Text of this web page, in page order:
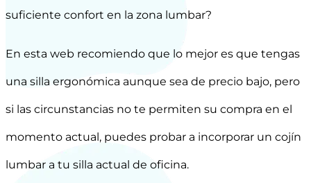
suficiente confort en la zona lumbar?
En esta web recomiendo que lo mejor es que tengas
una silla ergonómica aunque sea de precio bajo, pero
si las circunstancias no te permiten su compra en el
momento actual, puedes probar a incorporar un cojín
lumbar a tu silla actual de oficina.